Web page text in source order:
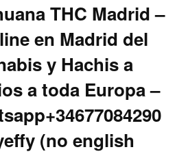
THC Madrid –
en Madrid del
y Hachis a
a toda Europa –
(no english